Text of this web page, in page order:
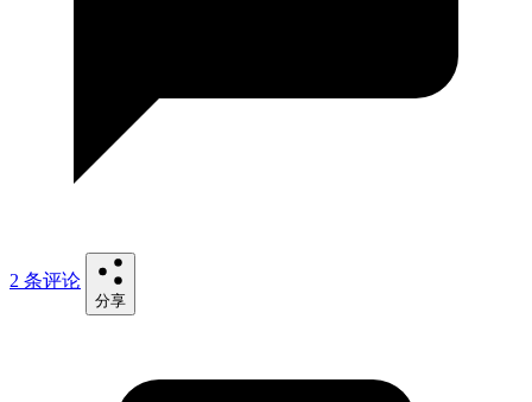
2 条评论
分享